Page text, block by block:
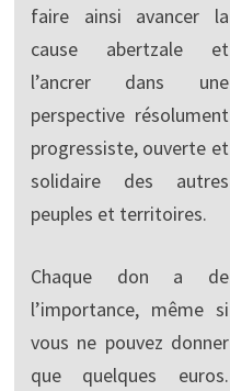
faire ainsi avancer la
cause abertzale et
l’ancrer dans une
perspective résolument
progressiste, ouverte et
solidaire des autres
peuples et territoires.
Chaque don a de
l’importance, même si
vous ne pouvez donner
que quelques euros.